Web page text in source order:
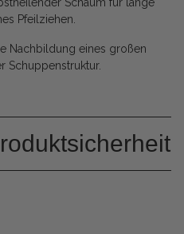
Schaum für lange
Pfeilziehen.
Nachbildung eines großen
Schuppenstruktur.